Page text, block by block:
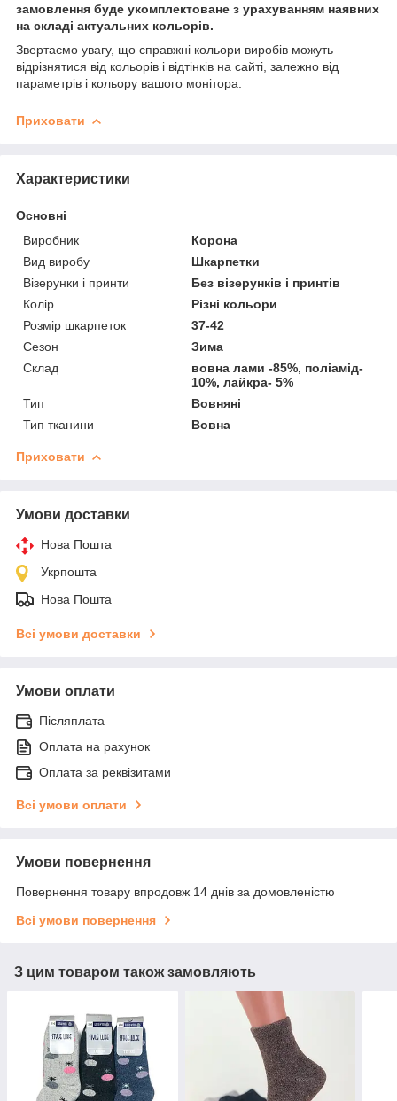
замовлення буде укомплектоване з урахуванням наявних
на складі актуальних кольорів.
Звертаємо увагу, що справжні кольори виробів можуть
відрізнятися від кольорів і відтінків на сайті, залежно від
параметрів і кольору вашого монітора.
Приховати
Характеристики
Основні
Виробник
Корона
Вид виробу
Шкарпетки
Візерунки і принти
Без візерунків і принтів
Колір
Різні кольори
Розмір шкарпеток
37-42
Сезон
Зима
Склад
вовна лами -85%, поліамід-
10%, лайкра- 5%
Тип
Вовняні
Тип тканини
Вовна
Приховати
Умови доставки
Нова Пошта
Укрпошта
Нова Пошта
Всі умови доставки
Умови оплати
Післяплата
Оплата на рахунок
Оплата за реквізитами
Всі умови оплати
Умови повернення
Повернення товару впродовж 14 днів за домовленістю
Всі умови повернення
З цим товаром також замовляють